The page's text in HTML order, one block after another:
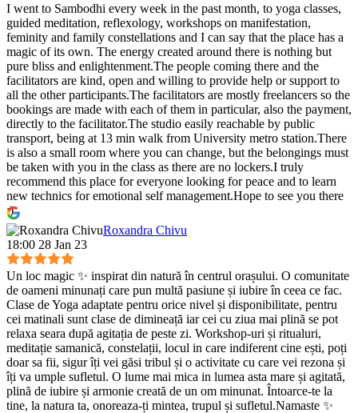
I went to Sambodhi every week in the past month, to yoga classes,
guided meditation, reflexology, workshops on manifestation,
feminity and family constellations and I can say that the place has a
magic of its own. The energy created around there is nothing but
pure bliss and enlightenment.The people coming there and the
facilitators are kind, open and willing to provide help or support to
all the other participants.The facilitators are mostly freelancers so the
bookings are made with each of them in particular, also the payment,
directly to the facilitator.The studio easily reachable by public
transport, being at 13 min walk from University metro station.There
is also a small room where you can change, but the belongings must
be taken with you in the class as there are no lockers.I truly
recommend this place for everyone looking for peace and to learn
new technics for emotional self management.Hope to see you there
:)
Roxandra Chivu
18:00 28 Jan 23
Un loc magic ✨ inspirat din natură în centrul orașului. O comunitate
de oameni minunați care pun multă pasiune și iubire în ceea ce fac.
Clase de Yoga adaptate pentru orice nivel și disponibilitate, pentru
cei matinali sunt clase de dimineață iar cei cu ziua mai plină se pot
relaxa seara după agitația de peste zi. Workshop-uri și ritualuri,
meditație samanică, constelații, locul in care indiferent cine ești, poți
doar sa fii, sigur îți vei găsi tribul și o activitate cu care vei rezona și
îți va umple sufletul. O lume mai mica in lumea asta mare și agitată,
plină de iubire și armonie creată de un om minunat. Întoarce-te la
tine, la natura ta, onoreaza-ți mintea, trupul și sufletul.Namaste ✨